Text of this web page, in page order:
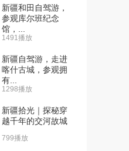
新疆和田自驾游，
参观库尔班纪念
馆，...
1491播放
新疆自驾游，走进
喀什古城，参观拥
有...
1298播放
新疆拾光｜探秘穿
越千年的交河故城
799播放